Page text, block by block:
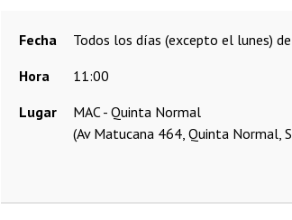
Fecha
todos los días (excepto el lunes)
Hora
11:00
Lugar
MAC - Quinta Normal
(Av Matucana 464, Quinta Normal,